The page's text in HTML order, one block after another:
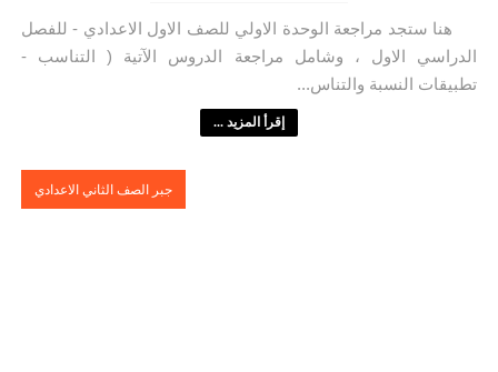
هنا ستجد مراجعة الوحدة الاولي للصف الاول الاعدادي - للفصل
الدراسي الاول ، وشامل مراجعة الدروس الآتية ( التناسب -
تطبيقات النسبة والتناس...
إقرأ المزيد ...
جبر الصف الثاني الاعدادي